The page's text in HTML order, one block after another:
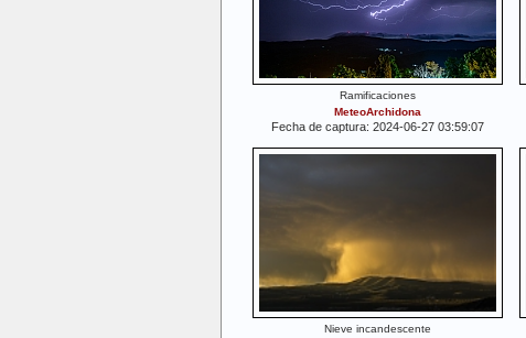
Ramificaciones
MeteoArchidona
Fecha de captura: 2024-06-27 03:59:07
Nieve incandescente